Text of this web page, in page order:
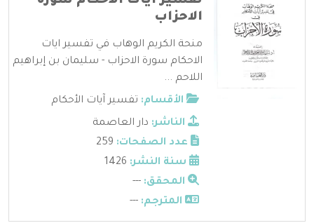
الاحزاب
منحة الكريم الوهاب في تفسير ايات
الاحكام سورة الاحزاب - سليمان بن إبراهيم
اللاحم ...
الأقسام: تفسير آيات الأحكام
الناشر: دار العاصمة
عدد الصفحات:
سنة النشر:
المحقق: ---
المترجم: ---